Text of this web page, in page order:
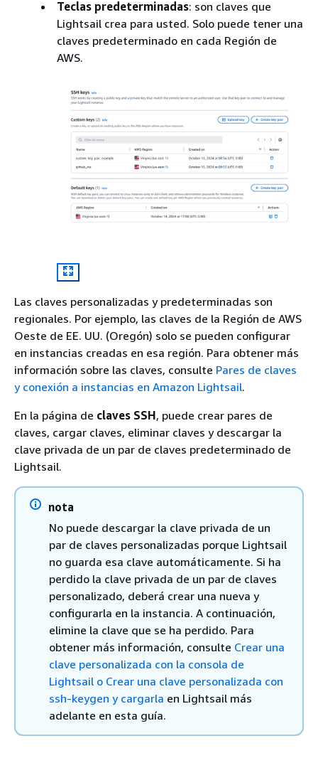
Teclas predeterminadas: son claves que
Lightsail crea para usted. Solo puede tener una
claves predeterminado en cada Región de
AWS.
Las claves personalizadas y predeterminadas son
regionales. Por ejemplo, las claves de la Región de AWS
Oeste de EE. UU. (Oregón) solo se pueden configurar
en instancias creadas en esa región. Para obtener más
información sobre las claves, consulte Pares de claves
y conexión a instancias en Amazon Lightsail.
En la página de claves SSH, puede crear pares de
claves, cargar claves, eliminar claves y descargar la
clave privada de un par de claves predeterminado de
Lightsail.
nota
No puede descargar la clave privada de un
par de claves personalizadas porque Lightsail
no guarda esa clave automáticamente. Si ha
perdido la clave privada de un par de claves
personalizado, deberá crear una nueva y
configurarla en la instancia. A continuación,
elimine la clave que se ha perdido. Para
obtener más información, consulte Crear una
clave personalizada con la consola de
Lightsail o Crear una clave personalizada con
ssh-keygen y cargarla en Lightsail más
adelante en esta guía.